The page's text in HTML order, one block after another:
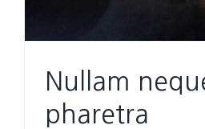
Nullam
pharetra